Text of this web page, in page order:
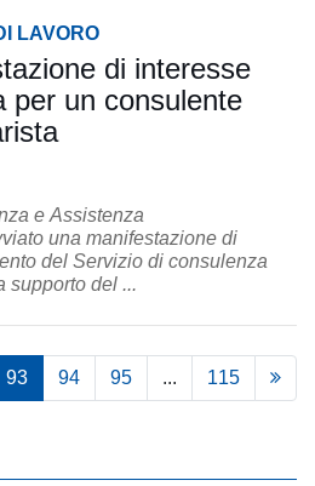
LAVORO
di interesse
per un consulente
e Assistenza
una manifestazione di
del Servizio di consulenza
supporto del ...
93 94 95 ... 115